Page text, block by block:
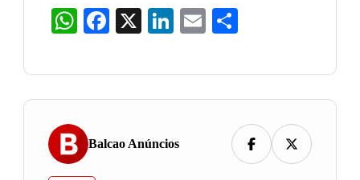
WhatsAppFacebook LinkedIn
Email
Balcao Anúncios